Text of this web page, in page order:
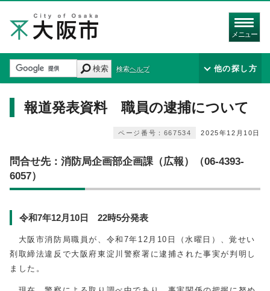
メニュー
検索 検索ヘルプ 他の探し方
報道発表資料 職員の逮捕について
2025年12月10日
ページ番号：667534
問合せ先：消防局企画部企画課（広報）（06-4393-
6057）
令和7年12月10日 22時5分発表
大阪市消防局職員が、令和7年 12 月10日（水曜日）、覚せい
剤取締法違反で大阪府東淀川警察署に逮捕された事実が判明し
ました。